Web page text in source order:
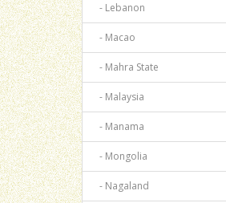
- Lebanon
- Macao
- Mahra State
- Malaysia
- Manama
- Mongolia
- Nagaland